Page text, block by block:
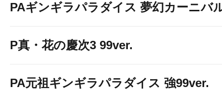
PAギンギラパラダイス 夢幻カーニバ
P真・花の慶次3 99ver.
PA元祖ギンギラパラダイス 強99ver.